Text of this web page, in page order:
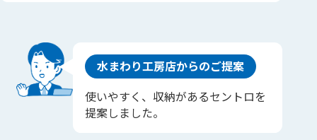
水まわり工房店からのご提案
使いやすく、収納があるセントロを
提案しました。